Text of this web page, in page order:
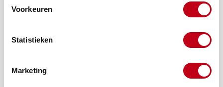
Voorkeuren
Statistieken
Marketing